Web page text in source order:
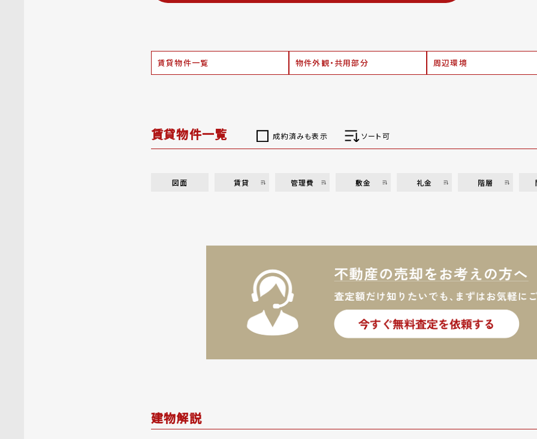
賃貸物件一覧 物件外観・共用部分 周辺環境
賃貸物件一覧 成約済みも表示 ソート可
図面 賃貸 管理費 敷金 礼金 階層
建物解説